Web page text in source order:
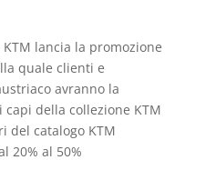
lancia la promozione
quale clienti e
avranno la
della collezione KTM
del catalogo KTM
20% al 50%